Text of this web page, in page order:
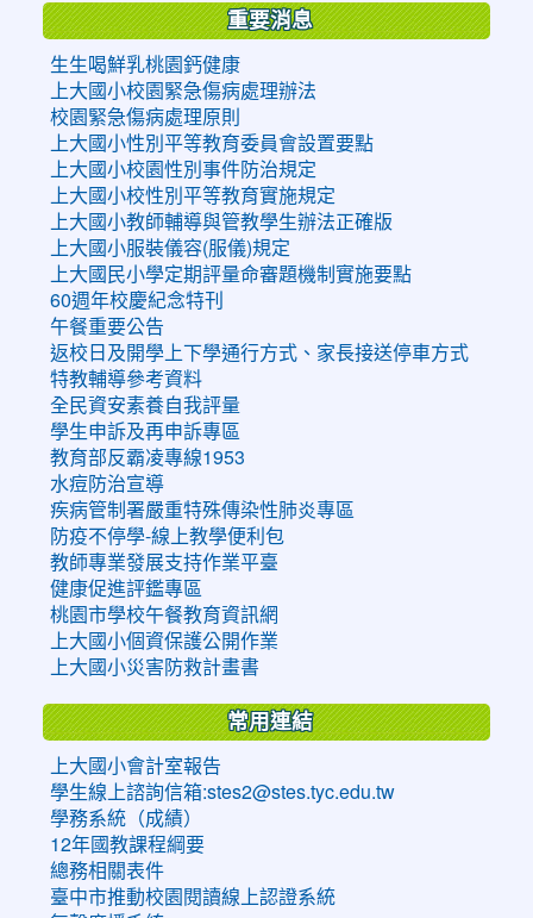
重要消息
生生喝鮮乳桃園鈣健康
上大國小校園緊急傷病處理辦法
校園緊急傷病處理原則
上大國小性別平等教育委員會設置要點
上大國小校園性別事件防治規定
上大國小校性別平等教育實施規定
上大國小教師輔導與管教學生辦法正確版
上大國小服裝儀容(服儀)規定
上大國民小學定期評量命審題機制實施要點
60週年校慶紀念特刊
午餐重要公告
返校日及開學上下學通行方式、家長接送停車方式
特教輔導參考資料
全民資安素養自我評量
學生申訴及再申訴專區
教育部反霸凌專線1953
水痘防治宣導
疾病管制署嚴重特殊傳染性肺炎專區
防疫不停學-線上教學便利包
教師專業發展支持作業平臺
健康促進評鑑專區
桃園市學校午餐教育資訊網
上大國小個資保護公開作業
上大國小災害防救計畫書
常用連結
上大國小會計室報告
學生線上諮詢信箱:stes2@stes.tyc.edu.tw
學務系統（成績）
12年國教課程綱要
總務相關表件
臺中市推動校園閱讀線上認證系統